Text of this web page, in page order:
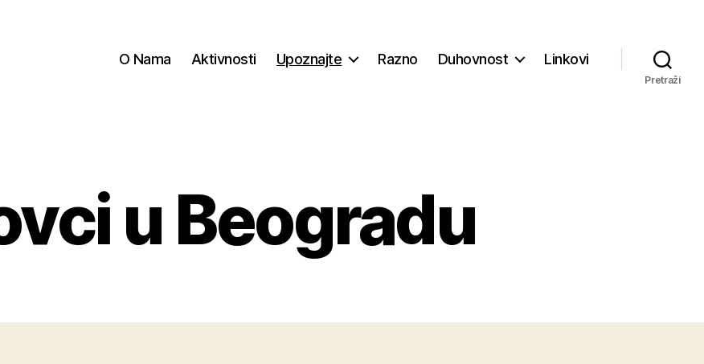
O Nama Aktivnosti Upoznajte Razno Duhovnost Linkovi
Pretraži
u Beogradu